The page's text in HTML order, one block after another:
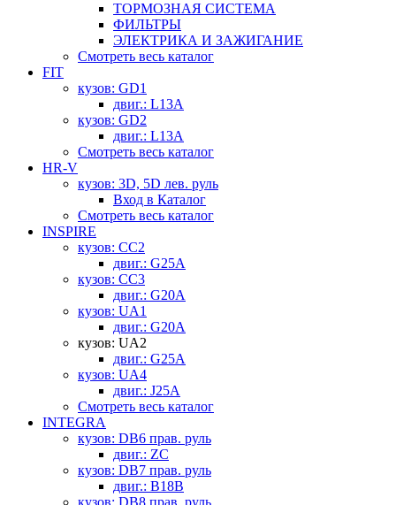
ТОРМОЗНАЯ СИСТЕМА
ФИЛЬТРЫ
ЭЛЕКТРИКА И ЗАЖИГАНИЕ
Смотреть весь каталог
FIT
кузов: GD1
двиг.: L13A
кузов: GD2
двиг.: L13A
Смотреть весь каталог
HR-V
кузов: 3D, 5D лев. руль
Вход в Каталог
Смотреть весь каталог
INSPIRE
кузов: CC2
двиг.: G25A
кузов: CC3
двиг.: G20A
кузов: UA1
двиг.: G20A
кузов: UA2
двиг.: G25A
кузов: UA4
двиг.: J25A
Смотреть весь каталог
INTEGRA
кузов: DB6 прав. руль
двиг.: ZC
кузов: DB7 прав. руль
двиг.: B18B
кузов: DB8 прав. руль